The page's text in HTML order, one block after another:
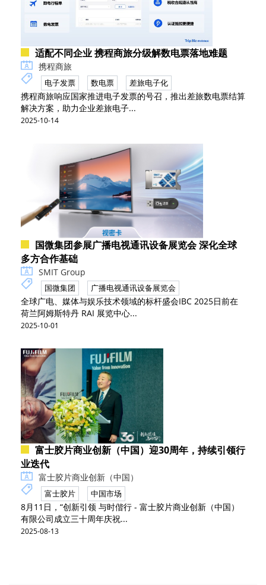
适配不同企业 携程商旅分级解数电票落地难题
携程商旅
电子发票 数电票 差旅电子化
携程商旅响应国家推进电子发票的号召，推出差旅数电票结算
解决方案，助力企业差旅电子...
2025-10-14
国微集团参展广播电视通讯设备展览会 深化全球
多方合作基础
SMIT Group
国微集团 广播电视通讯设备展览会
全球广电、媒体与娱乐技术领域的标杆盛会IBC 2025日前在
荷兰阿姆斯特丹 RAI 展览中心...
2025-10-01
富士胶片商业创新（中国）迎30周年，持续引领行
业迭代
富士胶片商业创新（中国）
富士胶片 中国市场
8月11日，“创新引领 与时偕行 - 富士胶片商业创新（中国）
有限公司成立三十周年庆祝...
2025-08-13